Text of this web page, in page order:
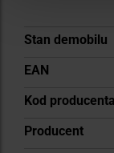
Stan demobilu
EAN
Kod producenta
Producent